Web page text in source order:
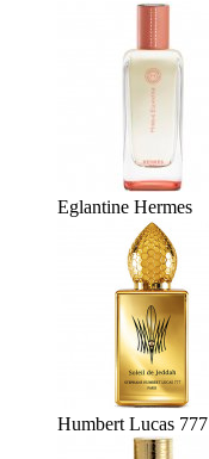
Eglantine Hermes
Humbert Lucas 777